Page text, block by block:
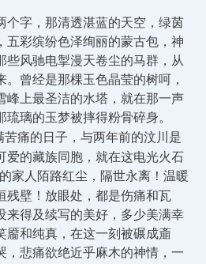
个字，那清透湛蓝的天空，绿茵
五彩缤纷色泽绚丽的蒙古包，神
些风驰电掣漫天卷尘的马群，从
曾经是那棵玉色晶莹的树呵，
峰上最圣洁的水塔，就在那一声
璃的玉梦被摔得粉骨碎身。
苦痛的日子，与两年前的汶川是
爱的藏族同胞，就在这电光火石
家人陌路红尘，隔世永离！温暖
残壁！放眼处，都是伤痛和瓦
来得及续写的美好，多少美满幸
靥和纯真，在这一刻被碾成齑
，悲痛欲绝近乎麻木的神情，一